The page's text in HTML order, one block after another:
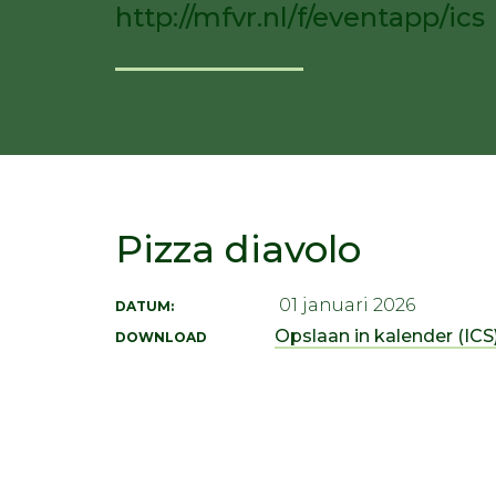
http://mfvr.nl/f/eventapp/ics
Pizza diavolo
DATUM: 01 januari 2026
DOWNLOAD Opslaan in kalender